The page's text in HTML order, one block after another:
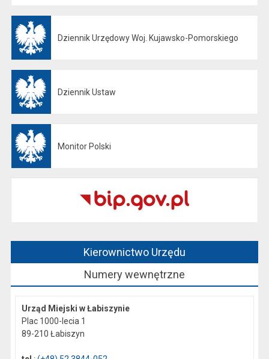
Dziennik Urzędowy Woj. Kujawsko-Pomorskiego
Dziennik Ustaw
Monitor Polski
Kierownictwo Urzędu
Numery wewnętrzne
Urząd Miejski w Łabiszynie
Plac 1000-lecia 1
89-210 Łabiszyn